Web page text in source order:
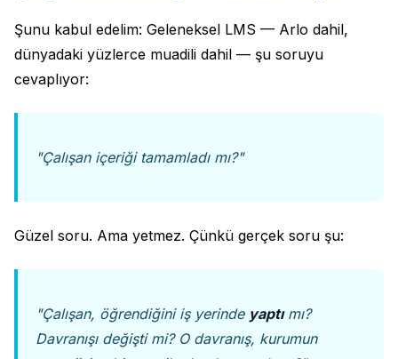
Şunu kabul edelim: Geleneksel LMS — Arlo dahil,
dünyadaki yüzlerce muadili dahil — şu soruyu
cevaplıyor:
"Çalışan içeriği tamamladı mı?"
Güzel soru. Ama yetmez. Çünkü gerçek soru şu:
"Çalışan, öğrendiğini iş yerinde yaptımı?
Davranışı değişti mi? O davranış, kurumun